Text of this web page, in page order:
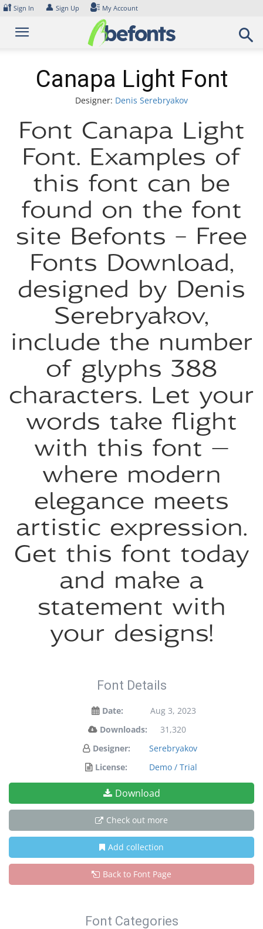
Skip
content
🔐 Sign In 👤 Sign Up My Account
Canapa Light Font
Designer: Denis Serebryakov
Font Canapa Light
Font. Examples of
this font can be
found on the font
site Befonts – Free
Fonts Download,
designed by Denis
Serebryakov,
include the number
of glyphs 388
characters. Let your
words take flight
with this font —
where modern
elegance meets
artistic expression.
Get this font today
and make a
statement with
your designs!
Font Details
Date:
Aug 3, 2023
Downloads:
31,320
Designer:
Serebryakov
License:
Demo / Trial
Download
Check out more
Add collection
Back to Font Page
Font Categories